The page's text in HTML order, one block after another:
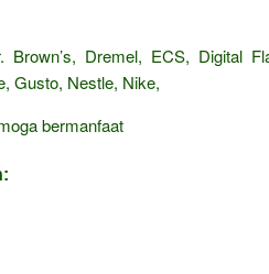
Brown’s, Dremel, ECS, Digital
Gusto, Nestle, Nike,
bermanfaat